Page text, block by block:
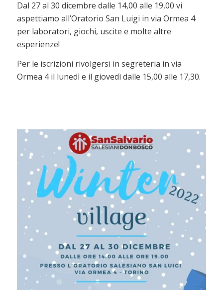
Dal 27 al 30 dicembre dalle 14,00 alle 19,00 vi
aspettiamo all’Oratorio San Luigi in via Ormea 4
per laboratori, giochi, uscite e molte altre
esperienze!
Per le iscrizioni rivolgersi in segreteria in via
Ormea 4 il lunedì e il giovedì dalle 15,00 alle 17,30.